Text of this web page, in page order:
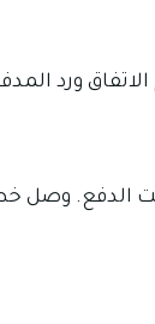
ورد
الدفع. وصل